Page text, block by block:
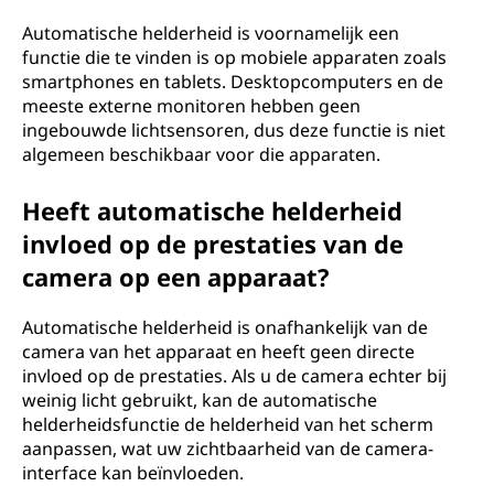
Automatische helderheid is voornamelijk een
functie die te vinden is op mobiele apparaten zoals
smartphones en tablets. Desktopcomputers en de
meeste externe monitoren hebben geen
ingebouwde lichtsensoren, dus deze functie is niet
algemeen beschikbaar voor die apparaten.
Heeft automatische helderheid
invloed op de prestaties van de
camera op een apparaat?
Automatische helderheid is onafhankelijk van de
camera van het apparaat en heeft geen directe
invloed op de prestaties. Als u de camera echter bij
weinig licht gebruikt, kan de automatische
helderheidsfunctie de helderheid van het scherm
aanpassen, wat uw zichtbaarheid van de camera-
interface kan beïnvloeden.